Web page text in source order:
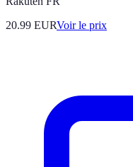
20.99 EURVoir le prix